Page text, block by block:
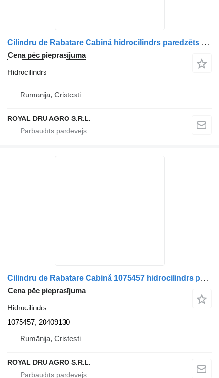
Cilindru de Rabatare Cabină hidrocilindrs paredzēts Volvo 15434 2645 kravas automašīnas
Cena pēc pieprasījuma
Hidrocilindrs
Rumānija, Cristesti
ROYAL DRU AGRO S.R.L.
Cilindru de Rabatare Cabină 1075457 hidrocilindrs paredzēts Volvo FM V826 421 kravas automašīnas
Cena pēc pieprasījuma
Hidrocilindrs
1075457, 20409130
Rumānija, Cristesti
ROYAL DRU AGRO S.R.L.